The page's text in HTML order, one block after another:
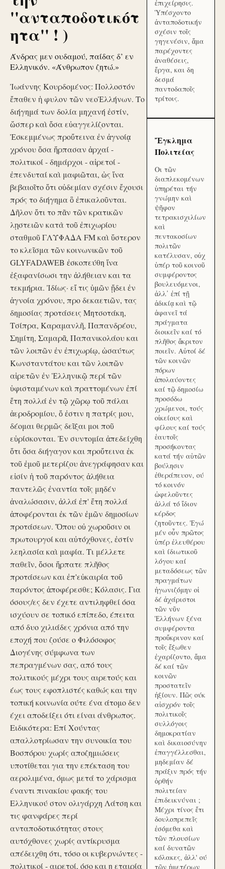
''ανταποδοτικότ
ητα'' ! )
Άνδρας μεν ουδαμού, παίδας δ’ εν
Ελληνικόν. «Άνθρωπον ζητώ.»
Ἰωάννης Κουρδομένος: Πολλοστόν
ἔπαθεν ἡ φυλον τῶν νεοἙλλήνων. Το
διήγημά των δολία μηχανή ἐστίν,
ὥσπερ καὶ ὅσα εὐαγγελίζονται.
Ἐσκεμμένως προὔτεινα ἐν ἀγνοίᾳ
χρόνου ὅσα ἥρπασαν ἀρχαί -
πολιτικοί - δημάρχοι - αἱρετοί -
ἐπενδυταί καὶ μαφιῶται, ὡς ἵνα
βεβαιοῖτο ὅτι οὐδεμίαν σχέσιν ἔχουσι
πρός το διήγημα ὃ ἐπικαλοῦνται.
Δῆλον ὅτι το πᾶν τῶν κρατικῶν
λῃστειῶν κατὰ τοῦ ἐπιχωρίου
σταθμοῦ ΓΛΥΦΑΔΑ FM καὶ ὕστερον
το κλεῖσμα τῶν κοινωνικῶν τοῦ
GLYFADAWEB ἐσκοπεύθη ἵνα
ἐξαφανίσωσι την ἀλήθειαν και τα
τεκμήρια. Ἰδίως· εἴ τις ὑμῶν ᾔδει ἐν
ἀγνοία χρόνου, προ δεκαετιῶν, τας
δημοσίας προτάσεις Μητσοτάκη,
Τσίπρα, Καραμανλῆ, Παπανδρέου,
Σημίτη, Σαμαρᾶ, Παπανικολάου και
τῶν λοιπῶν ἐν ἐπιχωρίῳ, ὡσαύτως
Κωνσταντάτου και τῶν λοιπῶν
αἱρετῶν ἐν Ἑλληνικῷ περί τῶν
ὑφισταμένων καὶ πραττομένων ἐπί
ἔτη πολλά ἐν τῷ χῶρῳ τοῦ πάλαι
ἀεροδρομίου, ὅ ἐστιν η πατρίς μου,
δέομαι θερμῶς δεῖξαι μοι ποῦ
εὑρίσκονται. Ἐν συντομία ἀπεδείχθη
ὅτι ὅσα διήγαγον και προὔτεινα ἐκ
τοῦ ἐμοῦ μετερίζου ἀνεγράφησαν και
εἰσίν ἡ τοῦ παρόντος ἀλήθεια
παντελῶς ἐναντία τοῖς μηδέν
ἀναλώσασιν, ἀλλά ἐπ' ἔτη πολλά
ἀποφέρονται ἐκ τῶν ἐμῶν δημοσίων
προτάσεων. Ὅπου οὐ χωροῦσιν οι
πρωτουργοί και αὐτόχθονες, ἐστίν
λεηλασία καὶ μαφία. Τι μέλλετε
παθεῖν, ὅσοι ἥρπατε πλῆθος
προτάσεων και ἐπ'εὐκαιρία τοῦ
παρόντος ἀποφέρεσθε; Κόλασις. Για
όσους/ες δεν έχετε αντιληφθεί όσα
ισχύουν σε τοπικό επίπεδο, έπειτα
από δυο χιλιάδες χρόνια από την
εποχή που ζούσε ο Φιλόσοφος
Διογένης σύμφωνα των
πεπραγμένων σας, από τους
πολιτικούς μέχρι τους αιρετούς και
έως τους εφοπλιστές καθώς και την
τοπική κοινωνία ούτε ένα άτομο δεν
έχει αποδείξει ότι είναι άνθρωπος.
Ειδικότερα: Επί Χούντας
απαλλοτρίωσαν την συνοικία του
Βοσπόρου χωρίς αποζημιώσεις
υποτίθεται για την επέκταση του
αερολιμένα, όμως μετά το χάρισμα
έναντι πινακίου φακής του
Ελληνικού στον ολιγάρχη Λάτση και
τις φανφάρες περί
ανταποδοτικότητας στους
αυτόχθονες χωρίς αντίκρυσμα
απέδειχθη ότι, τόσο οι κυβερνώντες -
πολιτικοί - αιρετοί, όσο και η εταιρία
ἐπιχείρησις.
Ὑπέσχοντο
ἀνταποδοτικήν
σχέσιν τοῖς
γηγενέσιν, ἅμα
παρέχοντες
ἀναθέσεις,
ἔργα, και δη
δεσμά
παντοδαποῖς
τρίτοις.
Ἔγκλημα
Πολιτείας
Οι τῶν
διαπλεκομένων
ὑπηρέται τήν
γνώμην καὶ
ψῆφον
τετρακισχιλίων
καὶ
πεντακοσίων
πολιτῶν
κατέλυσαν, οὐχ
ὑπέρ τοῦ κοινοῦ
συμφέροντος
βουλευόμενοι,
ἀλλ᾽ ἐπί τῇ
ἀδικίᾳ καὶ τῷ
ἀφανεῖ τά
πράγματα
διοικεῖν καί τό
πλῆθος ἄκριτον
ποιεῖν. Αὐτοί δέ
τῶν κοινῶν
πόρων
ἀπολαύοντες
καί τῷ δημοσίω
προσόδω
χρώμενοι, τούς
οἰκείους καὶ
φίλους καί τούς
ἑαυτοῖς
προσήκοντας
κατά τήν αὑτῶν
βούλησιν
ἐθεράπευον, ού
τό κοινόν
ὠφελοῦντες
ἀλλά τό ἴδιον
κέρδος
ζητοῦντες. Ἐγώ
μέν οὖν πρῶτος
ὑπέρ ἐλευθέρου
καὶ ίδιωτικοῦ
λόγου καί
μεταδόσεως τῶν
πραγμάτων
ἠγωνιζόμην οἱ
δέ ἀχάριστοι
τῶν νῦν
Ἑλλήνων ξένα
συμφέροντα
προὔκρινον καί
τοῖς ἔξωθεν
ἐχαρίζοντο, ἅμα
δέ καί τῶν
κοινῶν
προστατεῖν
ἠξίουν. Πῶς ούκ
αἰσχρόν τοῖς
πολιτικοῖς
συλλόγοις
δημοκρατίαν
καὶ δικαιοσύνην
ἐπαγγέλλεσθαι,
μηδεμίαν δέ
πράξιν πρός τήν
ὀρθήν
πολιτείαν
ἐπιδεικνύναι ;
Μέχρι τίνος ἔτι
δουλοπρεπεῖς
ἐσόμεθα καὶ
τῶν πλουσίων
καί δυνατῶν
κόλακες, ἀλλ' ού
τῶν ἡμετέρων